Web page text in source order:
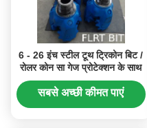
6 - 26 इंच स्टील टूथ ट्रिकोन बिट /
रोलर कोन सा गेज प्रोटेक्शन के साथ
सबसे अच्छी कीमत पाएं